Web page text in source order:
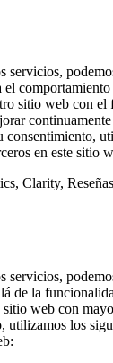
servicios,
el
sitio web con
consentimiento,
en este sitio
Clarity,
servicios,
de la
web con
utilizamos los